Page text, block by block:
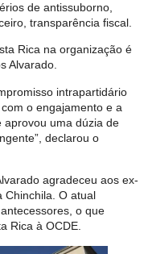
de antissuborno,
transparência fiscal.
Rica na organização é
Alvarado.
intrapartidário
o engajamento e a
aprovou uma dúzia de
declarou o
agradeceu aos ex-
Chinchila. O atual
o que
Rica à OCDE.